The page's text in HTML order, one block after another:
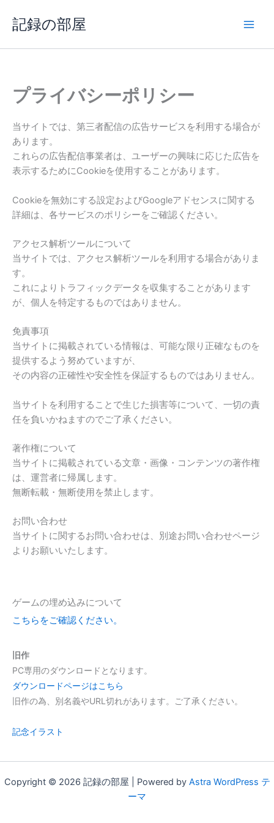
ス
記録の部屋
プライバシーポリシー
当サイトでは、第三者配信の広告サービスを利用する場合が
あります。
これらの広告配信事業者は、ユーザーの興味に応じた広告を
表示するためにCookieを使用することがあります。
Cookieを無効にする設定およびGoogleアドセンスに関する
詳細は、各サービスのポリシーをご確認ください。
アクセス解析ツールについて
当サイトでは、アクセス解析ツールを利用する場合がありま
す。
これによりトラフィックデータを収集することがあります
が、個人を特定するものではありません。
免責事項
当サイトに掲載されている情報は、可能な限り正確なものを
提供するよう努めていますが、
その内容の正確性や安全性を保証するものではありません。
当サイトを利用することで生じた損害等について、一切の責
任を負いかねますのでご了承ください。
著作権について
当サイトに掲載されている文章・画像・コンテンツの著作権
は、運営者に帰属します。
無断転載・無断使用を禁止します。
お問い合わせ
当サイトに関するお問い合わせは、別途お問い合わせページ
よりお願いいたします。
ゲームの埋め込みについて
こちらをご確認ください。
旧作
PC専用のダウンロードとなります。
ダウンロードページはこちら
旧作の為、別名義やURL切れがあります。ご了承ください。
記念イラスト
Copyright © 2026 記録の部屋 | Powered by Astra WordPress テ
ーマ